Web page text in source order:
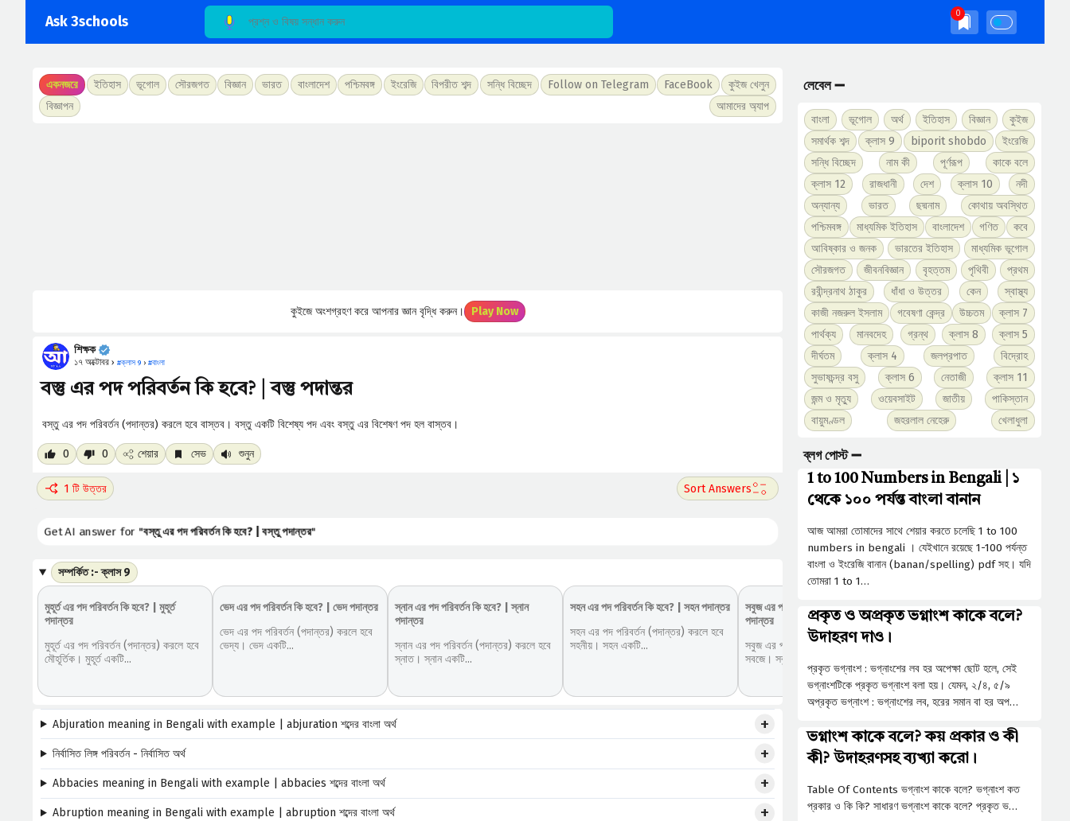
Ask 3schools
একনজরে ইতিহাস ভূগোল সৌরজগত বিজ্ঞান ভারত বাংলাদেশ পশ্চিমবঙ্গ ইংরেজি বিপরীত শব্দ সন্ধি বিচ্ছেদ Follow on Telegram FaceBook
কুইজ খেলুন
বিজ্ঞাপন
আমাদের অ্যাপ
কুইজে অংশগ্রহণ করে আপনার জ্ঞান বৃদ্ধি করুন। Play Now
শিক্ষক
১৭ অক্টোবর › #ক্লাস 9 › #বাংলা
বস্তু এর পদ পরিবর্তন কি হবে? | বস্তু পদান্তর
বস্তু এর পদ পরিবর্তন (পদান্তর) করলে হবে বাস্তব। বস্তু একটি বিশেষ্য পদ এবং বস্তু এর বিশেষণ পদ হল বাস্তব।
0 0 শেয়ার সেভ শুনুন
1 টি উত্তর
Get AI answer for "বস্তু এর পদ পরিবর্তন কি হবে? | বস্তু পদান্তর"
সম্পর্কিত :- ক্লাস 9
মুহূর্ত এর পদ পরিবর্তন কি হবে? | মুহূর্ত
পদান্তর
মুহূর্ত এর পদ পরিবর্তন (পদান্তর) করলে হবে
মৌহূর্তিক। মুহূর্ত একটি...
ভেদ এর পদ পরিবর্তন কি হবে? | ভেদ পদান্তর
ভেদ এর পদ পরিবর্তন (পদান্তর) করলে হবে
ভেদ্য। ভেদ একটি...
স্নান এর পদ পরিবর্তন কি হবে? | স্নান
পদান্তর
স্নান এর পদ পরিবর্তন (পদান্তর) করলে হবে
স্নাত। স্নান একটি...
সহন এর পদ পরিবর্তন কি হবে? | সহন পদান্তর
সহন এর পদ পরিবর্তন (পদান্তর) করলে হবে
সহনীয়। সহন একটি...
সবুজ এর পদ পরিবর্তন কি হবে? | সবুজ
পদান্তর
সবুজ এর পদ পরিবর্তন (পদান্তর) করলে হবে
সবজে। সবুজ একটি...
Abjuration meaning in Bengali with example | abjuration শব্দের বাংলা অর্থ
নির্বাসিত লিঙ্গ পরিবর্তন - নির্বাসিত অর্থ
Abbacies meaning in Bengali with example | abbacies শব্দের বাংলা অর্থ
Abruption meaning in Bengali with example | abruption শব্দের বাংলা অর্থ
লেবেল ➖
বাংলা ভূগোল অর্থ ইতিহাস বিজ্ঞান
কুইজ
সমার্থক শব্দ
ক্লাস 9 biporit shobdo
ইংরেজি
সন্ধি বিচ্ছেদ
নাম কী পূর্ণরূপ
কাকে বলে
ক্লাস 12
রাজধানী দেশ ক্লাস 10
নদী
অন্যান্য
ভারত ছদ্মনাম
কোথায় অবস্থিত
পশ্চিমবঙ্গ
মাধ্যমিক ইতিহাস বাংলাদেশ গণিত
কবে
আবিষ্কার ও জনক
ভারতের ইতিহাস
মাধ্যমিক ভূগোল
সৌরজগত
জীবনবিজ্ঞান বৃহত্তম পৃথিবী
প্রথম
রবীন্দ্রনাথ ঠাকুর
ধাঁধা ও উত্তর কেন
স্বাস্থ্য
কাজী নজরুল ইসলাম
গবেষণা কেন্দ্র উচ্চতম
ক্লাস 7
পার্থক্য
মানবদেহ গ্রন্থ ক্লাস 8
ক্লাস 5
দীর্ঘতম
ক্লাস 4 জলপ্রপাত
বিদ্রোহ
সুভাষচন্দ্র বসু
ক্লাস 6 নেতাজী
ক্লাস 11
জন্ম ও মৃত্যু
ওয়েবসাইট জাতীয়
পাকিস্তান
বায়ুমণ্ডল
জহরলাল নেহেরু খেলাধুলা
ব্লগ পোস্ট ➖
1 to 100 Numbers in Bengali | ১
থেকে ১০০ পর্যন্ত বাংলা বানান
আজ আমরা তোমাদের সাথে শেয়ার করতে চলেছি 1 to 100
numbers in bengali । যেইখানে রয়েছে 1-100 পর্যন্ত
বাংলা ও ইংরেজি বানান (banan/spelling) pdf সহ। যদি
তোমরা 1 to 1…
প্রকৃত ও অপ্রকৃত ভগ্নাংশ কাকে বলে?
উদাহরণ দাও।
প্রকৃত ভগ্নাংশ : ভগ্নাংশের লব হর অপেক্ষা ছােট হলে, সেই
ভগ্নাংশটিকে প্রকৃত ভগ্নাংশ বলা হয়। যেমন, ২/৪, ৫/৯
অপ্রকৃত ভগ্নাংশ : ভগ্নাংশের লব, হরের সমান বা হর অপ…
ভগ্নাংশ কাকে বলে? কয় প্রকার ও কী
কী? উদাহরণসহ ব্যখ্যা করো।
Table Of Contents ভগ্নাংশ কাকে বলে? ভগ্নাংশ কত
প্রকার ও কি কি? সাধারণ ভগ্নাংশ কাকে বলে? প্রকৃত ভ…